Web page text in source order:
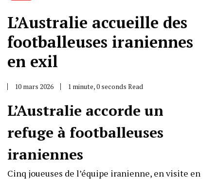
L’Australie accueille des
footballeuses iraniennes
en exil
10 mars 2026 1 minute, 0 seconds Read
L’Australie accorde un
refuge à footballeuses
iraniennes
Cinq joueuses de l’équipe iranienne, en visite en